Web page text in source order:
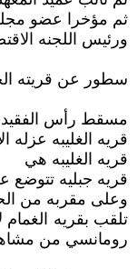
ثم مؤخرا عضو
ورئيس اللجنه
سطور عن قريته
مسقط رأس الفقيد
قريه الغليبه
قريه الغليبه هي
قريه جبليه
وعلى مقربه من
تلقب بقريه
رومانسي من